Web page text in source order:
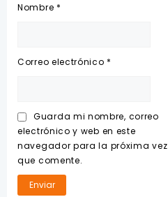
Nombre *
Correo electrónico *
Guarda mi nombre, correo
electrónico y web en este
navegador para la próxima vez
que comente.